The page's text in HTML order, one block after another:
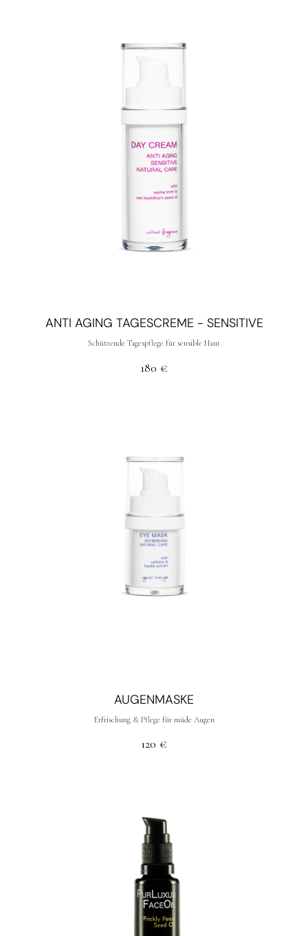
ANTI AGING TAGESCREME - SENSITIVE
Schützende Tagespflege für sensible Haut
180 €
AUGENMASKE
Erfrischung & Pflege für müde Augen
120 €